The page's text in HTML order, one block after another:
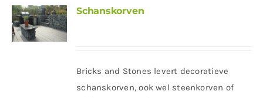
Schanskorven
Bricks and Stones levert decoratieve
schanskorven, ook wel steenkorven of